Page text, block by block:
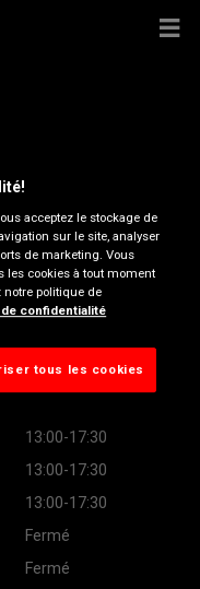
13:00-17:30
13:00-17:30
13:00-17:30
13:00-17:30
Fermé
Fermé
acceptez le stockage de
sur le site, analyser
de marketing. Vous
les cookies à tout moment
notre politique de
confidentialité
tous les cookies